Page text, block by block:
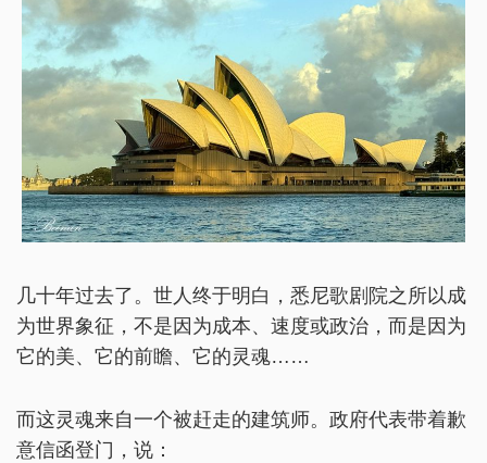
几十年过去了。世人终于明白，悉尼歌剧院之所以成
为世界象征，不是因为成本、速度或政治，而是因为
它的美、它的前瞻、它的灵魂……
而这灵魂来自一个被赶走的建筑师。政府代表带着歉
意信函登门，说：